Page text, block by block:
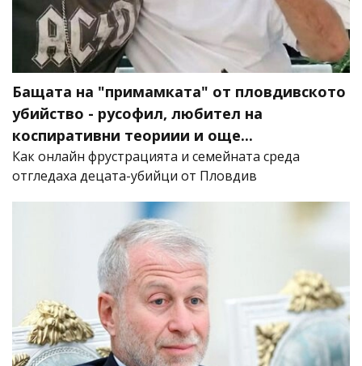
Бащата на "примамката" от пловдивското
убийство - русофил, любител на
коспиративни теориии и още...
Как онлайн фрустрацията и семейната среда
отгледаха децата-убийци от Пловдив